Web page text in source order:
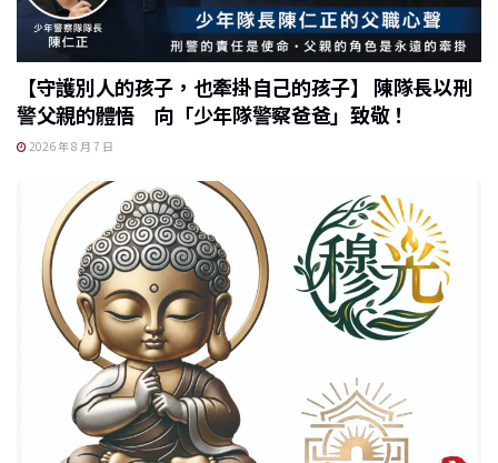
【守護別人的孩子，也牽掛自己的孩子】 陳隊長以刑
警父親的體悟 向「少年隊警察爸爸」致敬！
2026 年 8 月 7 日